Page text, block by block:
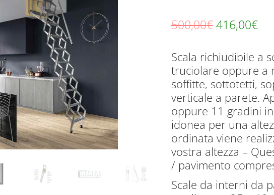
500,00€ Il
originale
era:
500,00€.
416,00€Il
è:
Scala richiudibile a
truciolare oppure a
soffitte, sottotetti,
verticale a parete.
oppure 11 gradini
idonea per una
ordinata viene
vostra altezza –
/ pavimento
Scale da interni da